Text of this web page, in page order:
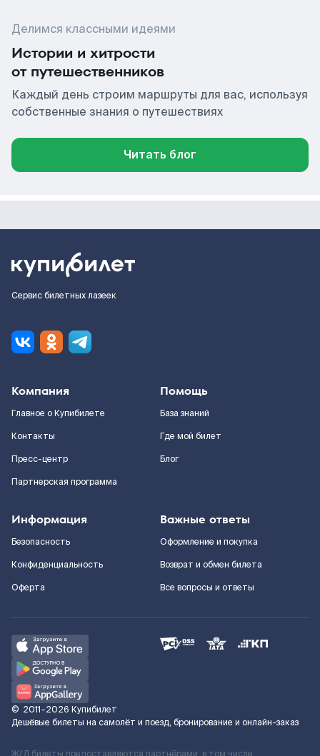
Делимся классными идеями
Истории и хитрости
от путешественников
Каждый день строим маршруты для вас, используя
собственные знания о путешествиях
Читать блог
Сервис билетных лазеек
Компания
Главное о Купибилете
Контакты
Пресс-центр
Партнерская программа
Помощь
База знаний
Где мой билет
Блог
Информация
Безопасность
Конфиденциальность
Оферта
Важные ответы
Оформление и покупка
Возврат и обмен билета
Все вопросы и ответы
© 2011–2026 Купибилет
Дешёвые билеты на самолёт и поезд, бронирование и онлайн-заказ